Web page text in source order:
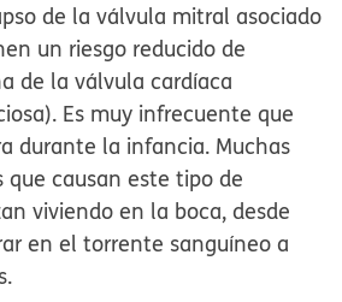
de la válvula mitral asociado
un riesgo reducido de
de la válvula cardíaca
Es muy infrecuente que
durante la infancia. Muchas
que causan este tipo de
viviendo en la boca, desde
en el torrente sanguíneo a